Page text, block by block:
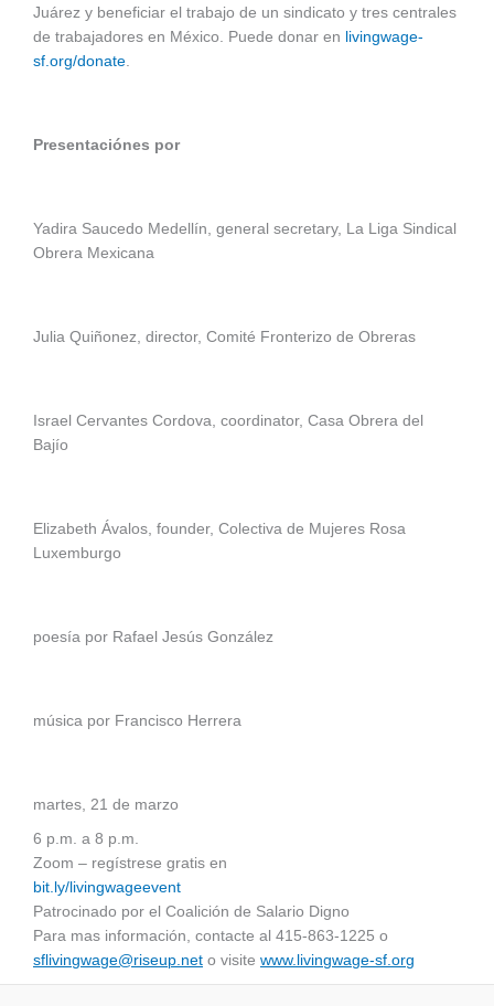
Juárez y beneficiar el trabajo de un sindicato y tres centrales
de trabajadores en México. Puede donar en livingwage-
sf.org/donate
Presentaciónes por
Yadira Saucedo Medellín, general secretary, La Liga Sindical
Obrera Mexicana
Julia Quiñonez, director, Comité Fronterizo de Obreras
Israel Cervantes Cordova, coordinator, Casa Obrera del
Bajío
Elizabeth Ávalos, founder, Colectiva de Mujeres Rosa
Luxemburgo
poesía por Rafael Jesús González
música por Francisco Herrera
martes, 21 de marzo
6 p.m. a 8 p.m.
Zoom – regístrese gratis en
bit.ly/livingwageevent
Patrocinado por el Coalición de Salario Digno
Para mas información, contacte al 415-863-1225 o
sflivingwage@riseup.net o visite www.livingwage-sf.org